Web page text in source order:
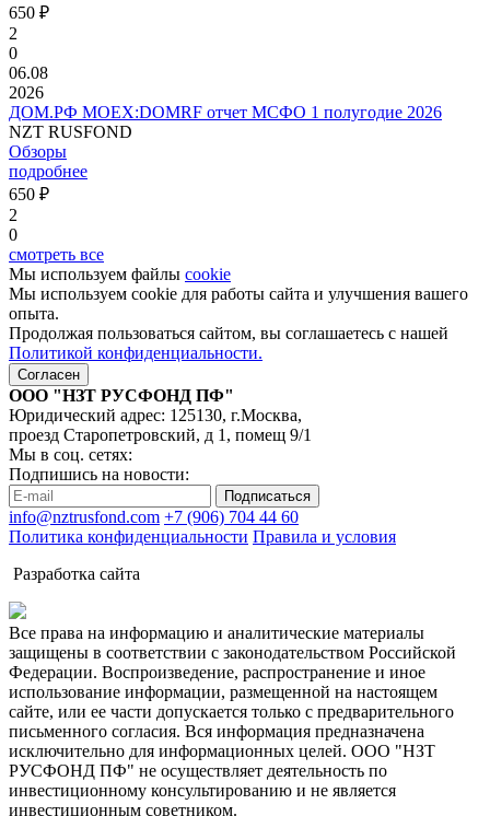
650 ₽
2
0
06.08
2026
ДОМ.РФ MOEX:DOMRF отчет МСФО 1 полугодие 2026
NZT RUSFOND
Обзоры
подробнее
650 ₽
2
0
смотреть все
Мы используем файлы cookie
Мы используем cookie для работы сайта и улучшения вашего
опыта.
Продолжая пользоваться сайтом, вы соглашаетесь с нашей
Политикой конфиденциальности.
Согласен
ООО "НЗТ РУСФОНД ПФ"
Юридический адрес: 125130, г.Москва,
проезд Старопетровский, д 1, помещ 9/1
Мы в соц. сетях:
Подпишись на новости:
Подписаться
info@nztrusfond.com +7 (906) 704 44 60
Политика конфиденциальности Правила и условия
Разработка сайта
Все права на информацию и аналитические материалы
защищены в соответствии с законодательством Российской
Федерации. Воспроизведение, распространение и иное
использование информации, размещенной на настоящем
сайте, или ее части допускается только с предварительного
письменного согласия. Вся информация предназначена
исключительно для информационных целей. ООО "НЗТ
РУСФОНД ПФ" не осуществляет деятельность по
инвестиционному консультированию и не является
инвестиционным советником.